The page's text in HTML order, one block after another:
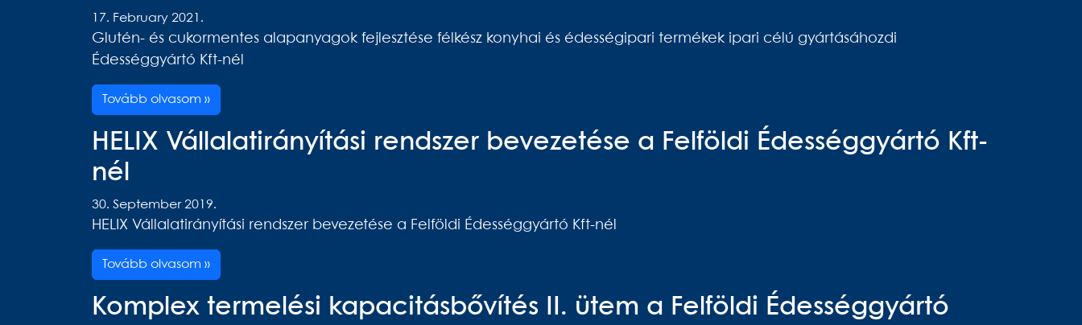
17. February 2021.
Glutén- és cukormentes alapanyagok fejlesztése félkész konyhai és édességipari termékek ipari célú gyártásáhozdi
Édességgyártó Kft-nél
Tovább olvasom »
HELIX Vállalatirányítási rendszer bevezetése a Felföldi Édességgyártó Kft-
nél
30. September 2019.
HELIX Vállalatirányítási rendszer bevezetése a Felföldi Édességgyártó Kft-nél
Tovább olvasom »
Komplex termelési kapacitásbővítés II. ütem a Felföldi Édességgyártó